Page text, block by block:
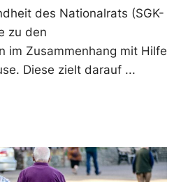
des Nationalrats (SGK-
zu den
im Zusammenhang mit Hilfe
Diese zielt darauf